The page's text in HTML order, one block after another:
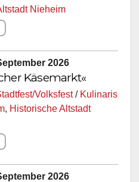
Nieheim
2026
Käsemarkt«
Volksfest/ Kulinaris
, Historische Altstadt
2026